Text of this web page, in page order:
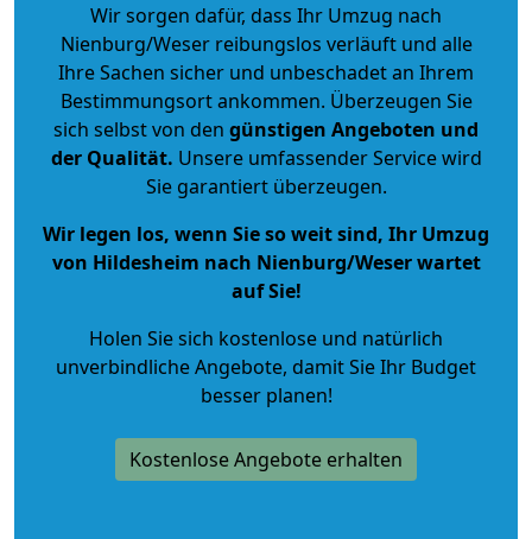
Wir sorgen dafür, dass Ihr Umzug nach
Nienburg/Weser reibungslos verläuft und alle
Ihre Sachen sicher und unbeschadet an Ihrem
Bestimmungsort ankommen. Überzeugen Sie
sich selbst von den günstigen Angeboten und
der Qualität. Unsere umfassender Service wird
Sie garantiert überzeugen.
Wir legen los, wenn Sie so weit sind, Ihr Umzug
von Hildesheim nach Nienburg/Weser wartet
auf Sie!
Holen Sie sich kostenlose und natürlich
unverbindliche Angebote, damit Sie Ihr Budget
besser planen!
Kostenlose Angebote erhalten